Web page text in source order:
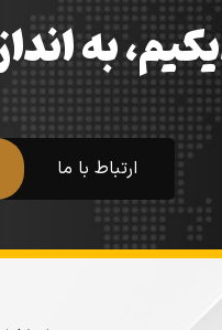
به
ارتباط با ما